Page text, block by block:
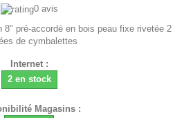
0 avis
8" pré-accordé en bois peau fixe rivetée 2
de cymbalettes
Internet :
2 en stock
Magasins :